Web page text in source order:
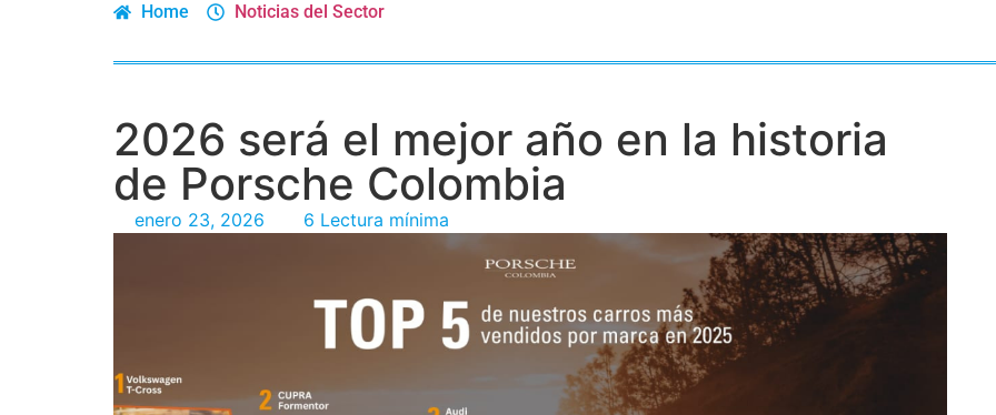
Home Noticias del Sector
2026 será el mejor año en la historia
de Porsche Colombia
enero 23, 2026 6 Lectura mínima